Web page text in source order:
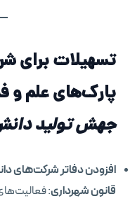
تسهیلات برای
پارک‌های علم و
جهش تولید
قانون شهرداری: